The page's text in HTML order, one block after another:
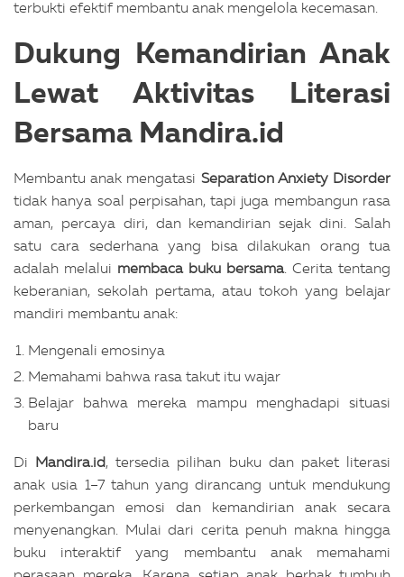
terbukti efektif membantu anak mengelola kecemasan.
Dukung Kemandirian Anak
Lewat Aktivitas Literasi
Bersama Mandira.id
Membantu anak mengatasi Separation Anxiety Disorder
tidak hanya soal perpisahan, tapi juga membangun rasa
aman, percaya diri, dan kemandirian sejak dini. Salah
satu cara sederhana yang bisa dilakukan orang tua
adalah melalui membaca buku bersama. Cerita tentang
keberanian, sekolah pertama, atau tokoh yang belajar
mandiri membantu anak:
Mengenali emosinya
Memahami bahwa rasa takut itu wajar
Belajar bahwa mereka mampu menghadapi situasi
baru
Di Mandira.id, tersedia pilihan buku dan paket literasi
anak usia 1–7 tahun yang dirancang untuk mendukung
perkembangan emosi dan kemandirian anak secara
menyenangkan. Mulai dari cerita penuh makna hingga
buku interaktif yang membantu anak memahami